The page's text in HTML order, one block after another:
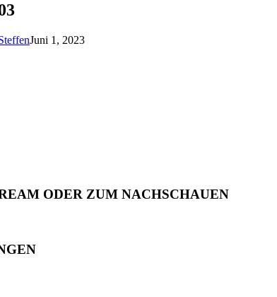
Juni 1, 2023
ODER ZUM NACHSCHAUEN